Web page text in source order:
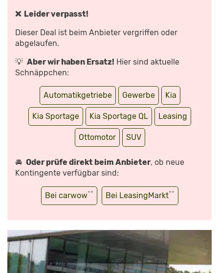
❌ Leider verpasst!
Dieser Deal ist beim Anbieter vergriffen oder
abgelaufen.
💡 Aber wir haben Ersatz! Hier sind aktuelle
Schnäppchen:
Automatikgetriebe Gewerbe Kia
Kia Sportage Kia Sportage QL Leasing
Ottomotor SUV
🚘 Oder prüfe direkt beim Anbieter, ob neue
Kontingente verfügbar sind:
Bei carwow** Bei LeasingMarkt**
TIGUAN?
FAHRBERICHT/REVIEW
AUTO
MOTOR
UND
SPORT“
YOUTUBE
ANZEIGEN